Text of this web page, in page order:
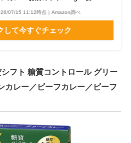
07/15 11:12時点｜Amazon調べ
して今すぐチェック
フト 糖質コントロール グリー
カレー／ビーフカレー／ビーフ